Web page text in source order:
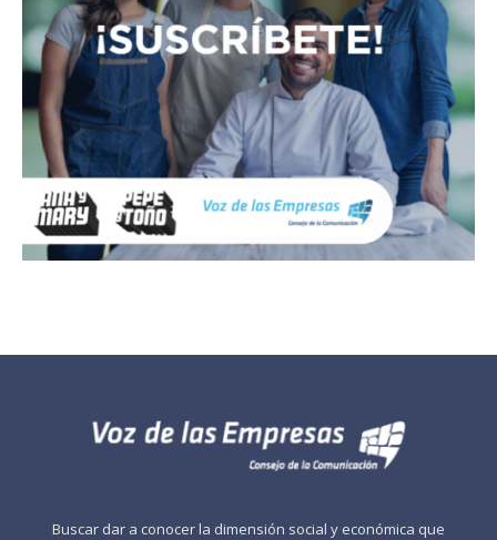
Buscar dar a conocer la dimensión social y económica que